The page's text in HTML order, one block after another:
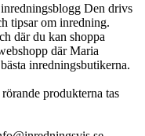
Den drivs
tipsar om inredning.
där du kan shoppa
där Maria
inredningsbutikerna.
produkterna tas